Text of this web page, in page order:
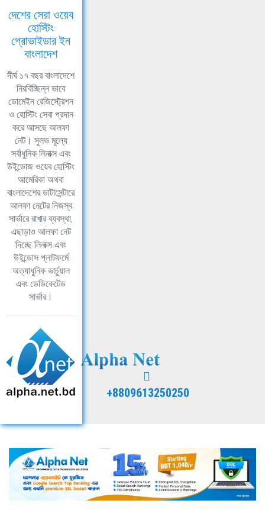
দেশের সেরা ওয়েব
হোস্টিং
প্রোভাইডার ইন
বাংলাদেশ
দীর্ঘ ১৭ বছর বাংলাদেশে
নিরবিচ্ছিন্ন ভাবে
ডোমেইন রেজিস্ট্রেশন
ও হোস্টিং সেবা প্রদান
করে আসছে আলফা
নেট। সুলভ মূল্যে
সর্বাধুনিক লিনাক্স এবং
উইন্ডোজ ওয়েব হোস্টিং
আমেরিকা অথবা
বাংলাদেশের ডাটাসেন্টারে
আলফা নেটের নিজস্ব
সার্ভারে রাখার ব্যবস্থা,
এছাড়াও আলফা নেট
দিচ্ছে লিনাক্স এবং
উইন্ডোস প্লাটফর্মে
অত্যাধুনিক ভার্চুয়াল
এবং ডেডিকেটেড
সার্ভার।
+8809613250250